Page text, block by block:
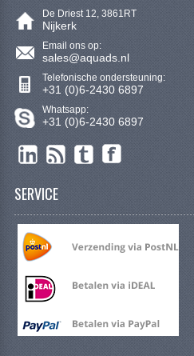
De Driest 12, 3861RT
Nijkerk
Email ons op:
sales@aquads.nl
Telefonische ondersteuning:
+31 (0)6-2430 6897
Whatsapp:
+31 (0)6-2430 6897
SERVICE